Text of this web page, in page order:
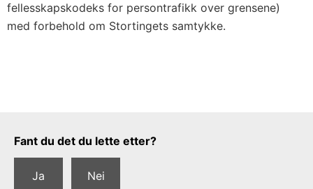
fellesskapskodeks for persontrafikk over grensene)
med forbehold om Stortingets samtykke.
Tilbakemeldingsskjema
Fant du det du lette etter?
Ja Nei